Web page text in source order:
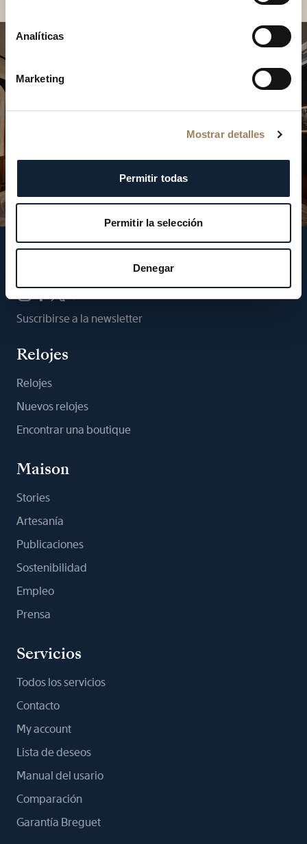
Analíticas
Marketing
Mostrar detalles
Permitir todas
Permitir la selección
Denegar
Suscribirse a la newsletter
Relojes
Relojes
Nuevos relojes
Encontrar una boutique
Maison
Stories
Artesanía
Publicaciones
Sostenibilidad
Empleo
Prensa
Servicios
Todos los servicios
Contacto
My account
Lista de deseos
Manual del usario
Comparación
Garantía Breguet